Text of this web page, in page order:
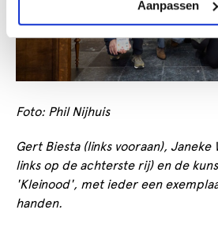
Aanpassen
Foto: Phil Nijhuis
Gert Biesta (links vooraan), Janeke
links op de achterste rij) en de
'Kleinood', met ieder een
handen.